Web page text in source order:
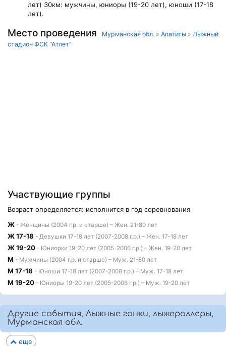
лет) 30км: мужчины, юниоры (19-20 лет), юноши (17-18
лет).
Место проведения Мурманская обл. » Апатиты » Лыжный
стадион ФСК "Атлет"
Участвующие группы
Возраст определяется: исполнится в год соревнования
Ж - Женщины (2004 г.р. и старше) – Жен. 21-80 лет
Ж 17-18 - Девушки 17-18 лет (2007-2008 г.р.) – Жен. 17-18 лет
Ж 19-20 - Юниорки 19-20 лет (2005-2006 г.р.) – Жен. 19-20 лет
М - Мужчины (2004 г.р. и старше) – Муж. 21-80 лет
М 17-18 - Юноши 17-18 лет (2007-2008 г.р.) – Муж. 17-18 лет
М 19-20 - Юниоры 19-20 лет (2005-2006 г.р.) – Муж. 19-20 лет
Другие события, Лыжные гонки, лыжероллеры,
Мурманская обл.
еще